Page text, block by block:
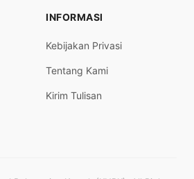
INFORMASI
Kebijakan Privasi
Tentang Kami
Kirim Tulisan